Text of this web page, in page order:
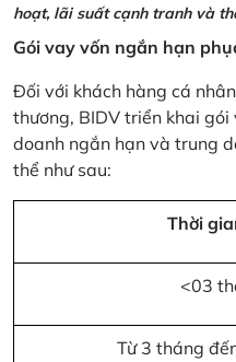
hoạt, lãi suất cạnh tranh và
Gói vay vốn ngắn hạn
Đối với khách hàng cá
thương, BIDV triển khai
doanh ngắn hạn và trung
thể như sau:
Thời
<03
Từ 3 tháng